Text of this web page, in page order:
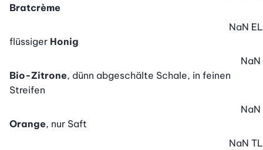
Bratcrème
flüssiger Honig
NaN EL
Bio-Zitrone, dünn abgeschälte Schale, in feinen
Streifen
NaN
Orange, nur Saft
NaN
NaN TL